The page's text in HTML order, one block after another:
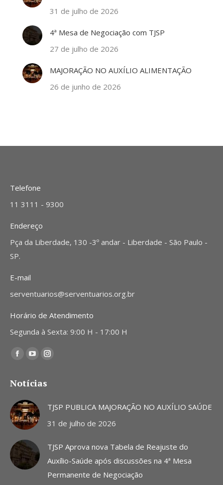
31 de julho de 2026
4ª Mesa de Negociação com TJSP
27 de julho de 2026
MAJORAÇÃO NO AUXÍLIO ALIMENTAÇÃO
26 de junho de 2026
Telefone
11 3111 - 9300
Endereço
Pça da Liberdade, 130 -3º andar - Liberdade - São Paulo -
SP.
E-mail
serventuarios@serventuarios.org.br
Horário de Atendimento
Segunda à Sexta: 9:00 H - 17:00 H
Encontre-nos em:
Facebook
opens
in
new
window
YouTube
opens
new
window
Instagram
opens
new
window
Notícias
TJSP PUBLICA MAJORAÇÃO NO AUXÍLIO SAÚDE
31 de julho de 2026
TJSP Aprova nova Tabela de Reajuste do
Auxílio-Saúde após discussões na 4ª Mesa
Permanente de Negociação